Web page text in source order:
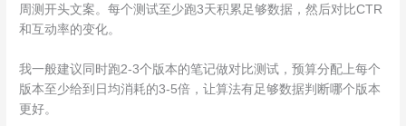
周测开头文案。每个测试至少跑3天积累足够数据，然后对比CTR
和互动率的变化。
我一般建议同时跑2-3个版本的笔记做对比测试，预算分配上每个
版本至少给到日均消耗的3-5倍，让算法有足够数据判断哪个版本
更好。